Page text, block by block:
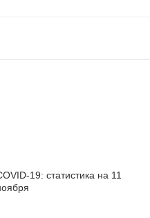
19: статистика на 11